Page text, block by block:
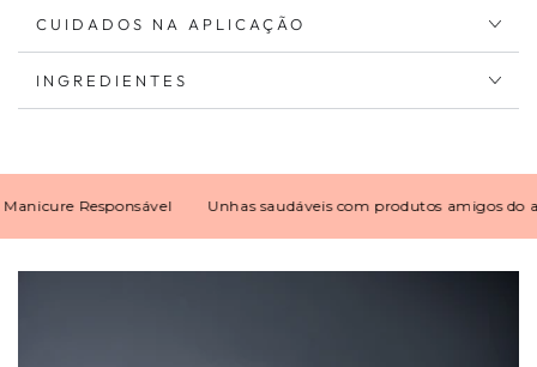
CUIDADOS NA APLICAÇÃO
INGREDIENTES
Responsável Unhas saudáveis com produtos amigos do